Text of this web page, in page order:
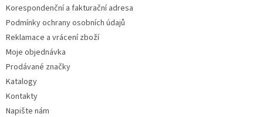
s
Korespondenční a fakturační adresa
Podmínky ochrany osobních údajů
Reklamace a vrácení zboží
Moje objednávka
Prodávané značky
Katalogy
Kontakty
Napište nám